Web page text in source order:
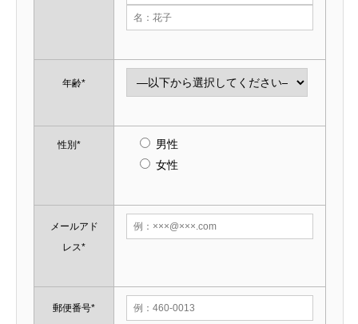
年齢*
性別*
男性
女性
メールアド
レス*
郵便番号*